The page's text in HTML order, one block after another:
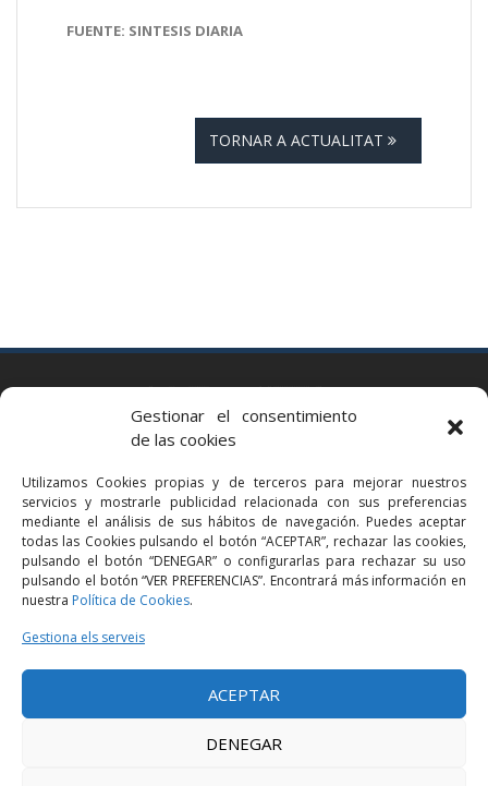
Gestionar el consentimiento
de las cookies
Utilizamos Cookies propias y de terceros para mejorar nuestros
servicios y mostrarle publicidad relacionada con sus preferencias
mediante el análisis de sus hábitos de navegación. Puedes aceptar
todas las Cookies pulsando el botón “ACEPTAR”, rechazar las cookies,
pulsando el botón “DENEGAR” o configurarlas para rechazar su uso
pulsando el botón “VER PREFERENCIAS”. Encontrará más información en
nuestra Política de Cookies.
Gestiona els serveis
ACEPTAR
DENEGAR
FUENTE: SINTESIS DIARIA
TORNAR A ACTUALITAT
Via Augusta 2 bis, 3º, 08006 Barcelona
bcn@bellavistalegal.eu
GRANOLLERS
C/ Sant Jaume, 16 1r, 08401 Granollers (Bcn)
+34 93 860 39 60
grn@bellavistalegal.eu
MADRID
C/ Serrano 114, 2º izq. 28006 Madrid.
+34 91 431 98 21 | +34 91 431 98 95
mad@bellavistalegal.eu